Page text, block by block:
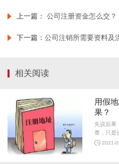
上一篇： 公司注册资金怎么交？
下一篇： 公司注销所需要资料及
相关阅读
用假
果？
先说后果
查，只是
址不符，
2021-